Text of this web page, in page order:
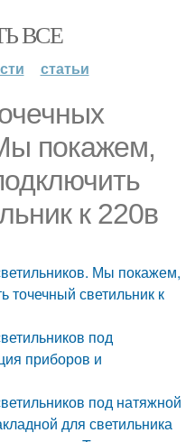
ВСЕ
статьи
покажем,
к 220в
Мы покажем,
точечный светильник к
под
приборов и
под натяжной
для светильника